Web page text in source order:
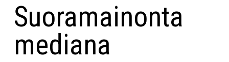
Suora­mainonta
mediana